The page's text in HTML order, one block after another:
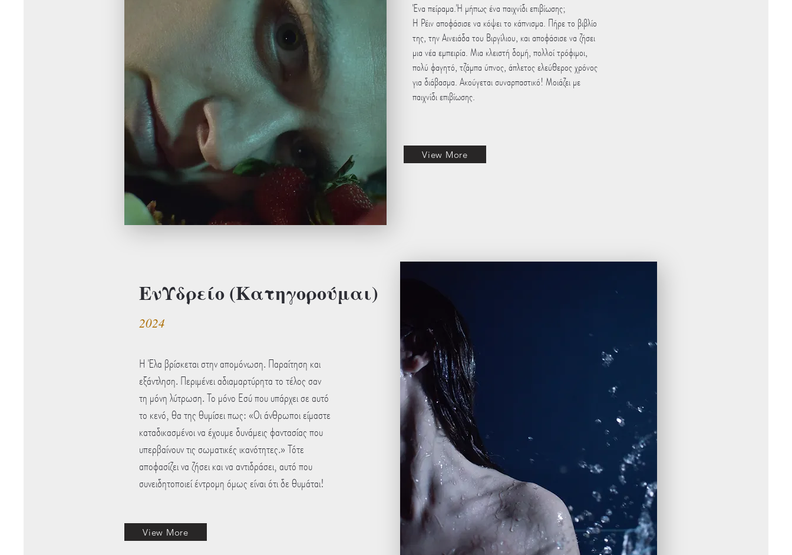
Ένα πείραμα.Ή μήπως ένα παιχνίδι επιβίωσης;
Η Ρέιν αποφάσισε να κόψει το κάπνισμα. Πήρε το βιβλίο
της, την Αινειάδα του Βιργίλιου, και αποφάσισε να ζήσει
μια νέα εμπειρία. Μια κλειστή δομή, πολλοί τρόφιμοι,
πολύ φαγητό, τζάμπα ύπνος, άπλετος ελεύθερος χρόνος
για διάβασμα. Ακούγεται συναρπαστικό! Μοιάζει με
παιχνίδι επιβίωσης.
View More
ΕνΥδρείο (Κατηγορούμαι)
2024
Η Έλα βρίσκεται στην απομόνωση. Παραίτηση και
εξάντληση. Περιμένει αδιαμαρτύρητα το τέλος σαν
τη μόνη λύτρωση. Το μόνο Εσύ που υπάρχει σε αυτό
το κενό, θα της θυμίσει πως: «Οι άνθρωποι είμαστε
καταδικασμένοι να έχουμε δυνάμεις φαντασίας που
υπερβαίνουν τις σωματικές ικανότητες.» Τότε
αποφασίζει να ζήσει και να αντιδράσει, αυτό που
συνειδητοποιεί έντρομη όμως είναι ότι δε θυμάται!
View More